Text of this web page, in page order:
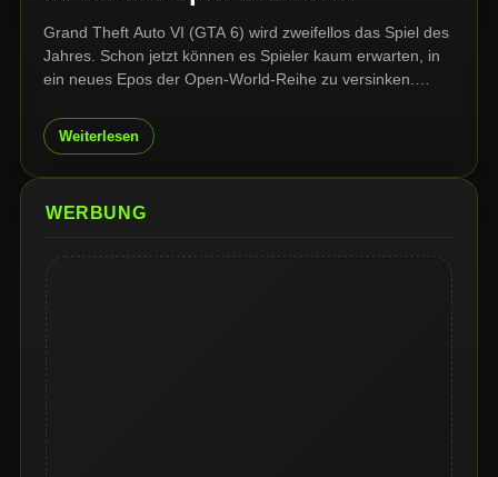
Grand Theft Auto VI (GTA 6) wird zweifellos das Spiel des
Jahres. Schon jetzt können es Spieler kaum erwarten, in
ein neues Epos der Open-World-Reihe zu versinken.
Weiterlesen
WERBUNG